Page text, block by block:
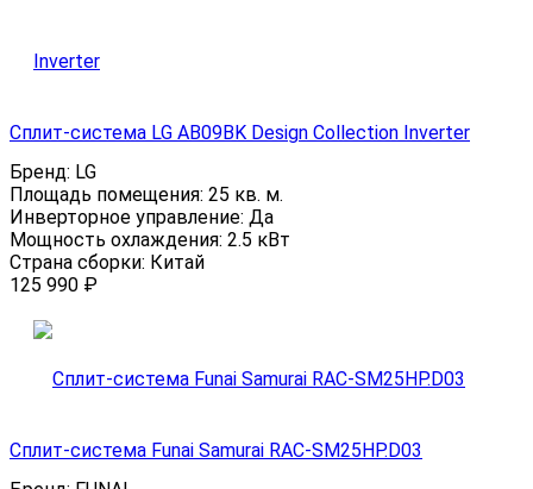
Сплит-система LG AB09BK Design Collection Inverter
Бренд: LG
Площадь помещения: 25 кв. м.
Инверторное управление: Да
Мощность охлаждения: 2.5 кВт
Страна сборки: Китай
125 990 ₽
Сплит-система Funai Samurai RAC-SM25HP.D03